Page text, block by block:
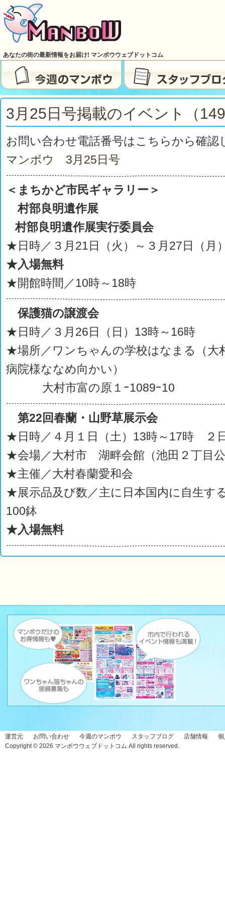
あなたの街の最新情報をお届け! マンボウウェブドットコム
3月25日号掲載のイベント（
お問い合わせ電話番号はこちらから確
マンボウ 3月25日号
＜まちかど市民ギャラリー＞
村部良明遺作展
村部良明遺作展実行委員会
★日時／３月21日（火）～３月27日（月
★入場無料
★開館時間／10時～18時
保護猫の譲渡会
★日時／３月26日（日）13時～16時
★場所／ワンちゃんの学校はなまる（大
病院様ななめ向かい）
大村市富の原１ｰ1089ｰ10
第22回春蘭・山野草展示会
★日時／４月１日（土）13時～17時 ２
★会場／大村市 湖畔会館（池田２丁目
★主催／大村春蘭愛和会
★展示品及び数／主に日本国内に自生す
100鉢
★入場無料
運営元 お問い合わせ 今週のマンボウ スタッフブログ 店舗情報
Copyright © 2026 マンボウウェブドットコム All rights reserved.